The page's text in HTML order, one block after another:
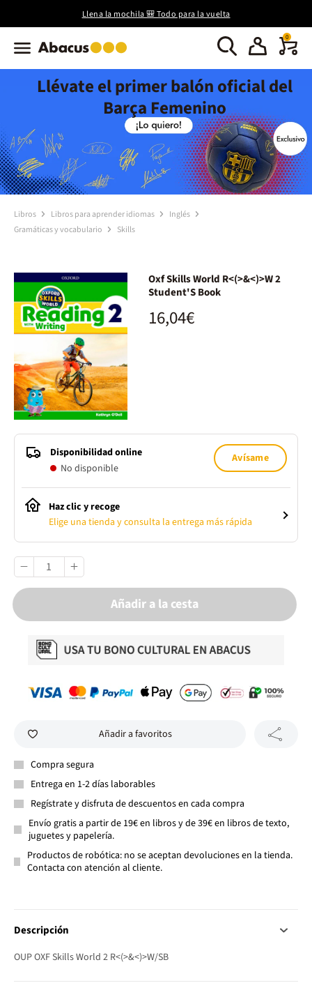
Llena la mochila 🎒 Todo para la vuelta
0
Llévate el primer balón oficial del
Barça Femenino
Libros Libros para aprender idiomas
Inglés
Gramáticas y vocabulario
Skills
Oxf Skills World R<(>&<)>W 2
Student'S Book
16,04€
Disponibilidad online
No disponible
Avísame
Haz clic y recoge
Elige una tienda y consulta la entrega más rápida
Añadir a la cesta
Añadir a favoritos
Compra segura
Entrega en 1-2 días laborables
Regístrate y disfruta de descuentos en cada compra
Envío gratis a partir de 19€ en libros y de 39€ en libros de texto,
juguetes y papelería.
Productos de robótica: no se aceptan devoluciones en la tienda.
Contacta con atención al cliente.
Descripción
OUP OXF Skills World 2 R<(>&<)>W/SB